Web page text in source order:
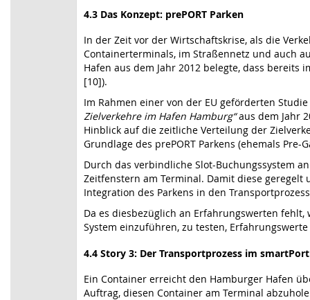
4.3 Das Konzept: prePORT Parken
In der Zeit vor der Wirtschaftskrise, als die
Containerterminals, im Straßennetz und auch
Hafen aus dem Jahr 2012 belegte, dass bereits
[10]).
Im Rahmen einer von der EU geförderten
Zielverkehre im Hafen Hamburg“aus dem Jahr
Hinblick auf die zeitliche Verteilung der
Grundlage des prePORT Parkens (ehemals Pre-
Durch das verbindliche Slot-Buchungssystem
Zeitfenstern am Terminal. Damit diese
Integration des Parkens in den
Da es diesbezüglich an Erfahrungswerten
System einzuführen, zu testen,
4.4 Story 3: Der Transportprozess im
Ein Container erreicht den Hamburger Hafen
Auftrag, diesen Container am Terminal